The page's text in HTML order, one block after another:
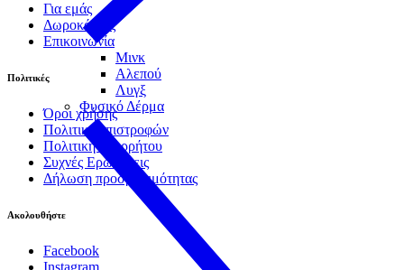
Μινκ
Αλεπού
Λυγξ
Φυσικό Δέρμα
Για εμάς
Δωροκάρτες
Επικοινωνία
Πολιτικές
Όροι χρήσης
Πολιτική επιστροφών
Πολιτική απορρήτου
Συχνές Ερωτήσεις
Δήλωση προσβασιμότητας
Ακολουθήστε
Facebook
Instagram